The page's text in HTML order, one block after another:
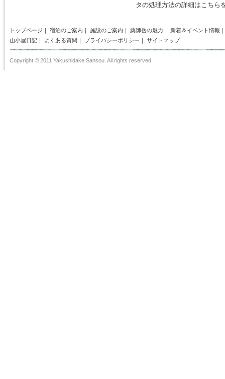
タの処理方法の詳細はこちら
トップページ ｜ 宿泊のご案内 ｜ 施設のご案内 ｜ 薬師岳の魅力 ｜ 新着＆イベント情報 ｜
山小屋日記 ｜ よくある質問 ｜ プライバシーポリシー ｜ サイトマップ
Copyright © 2011 Yakushidake Sansou. All rights reserved.